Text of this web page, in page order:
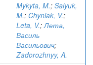
Mykyta, M.; Salyuk,
M.; Chyniak, V.;
Leta, V.;Лета,
Василь
Васильович;
Zadorozhnyy, A.